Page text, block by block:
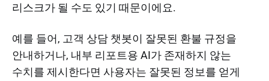
리스크가 될 수도 있기 때문이에요.
예를 들어, 고객 상담 챗봇이 잘못된 환불 규정을
안내하거나, 내부 리포트용 AI가 존재하지 않는
수치를 제시한다면 사용자는 잘못된 정보를 얻게